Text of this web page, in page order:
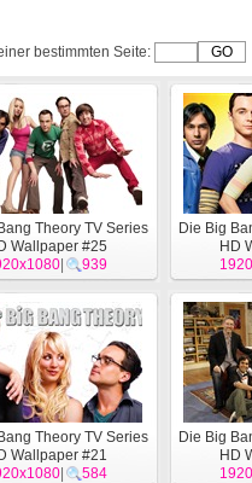
bestimmten Seite:
Theory TV Series
Wallpaper #25
| 939
Die Big
HD
Theory TV Series
Wallpaper #21
| 584
Die Big
HD